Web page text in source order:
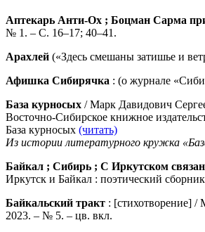
Аптекарь Анти-Ох ; Боцман Сарма
№ 1. – С. 16–17; 40–41.
Арахлей («Здесь смешаны затишье и
Афишка Сибирячка : (о журнале
База курносых / Марк Давидович
Восточно-Сибирское книжное
База курносых (читать)
Из истории литературного кружка
Байкал ; Сибирь ; С Иркутском
Иркутск и Байкал : поэтический
Байкальский тракт : [стихотворение] /
2023. – № 5. – цв. вкл.